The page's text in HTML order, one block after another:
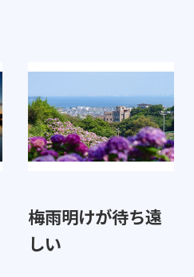
梅雨明けが待ち遠
しい